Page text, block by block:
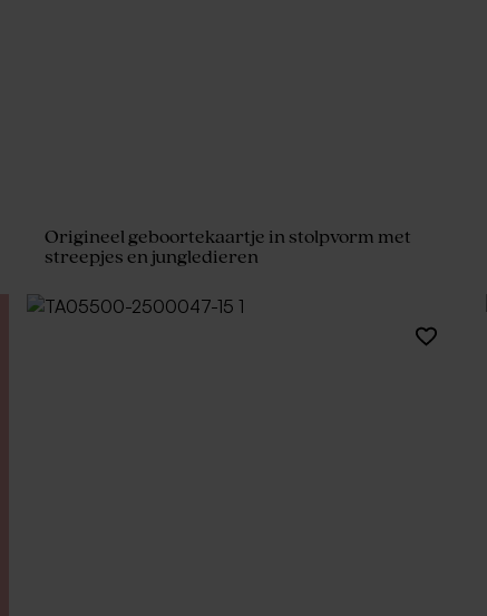
Origineel geboortekaartje in stolpvorm met
streepjes en jungledieren